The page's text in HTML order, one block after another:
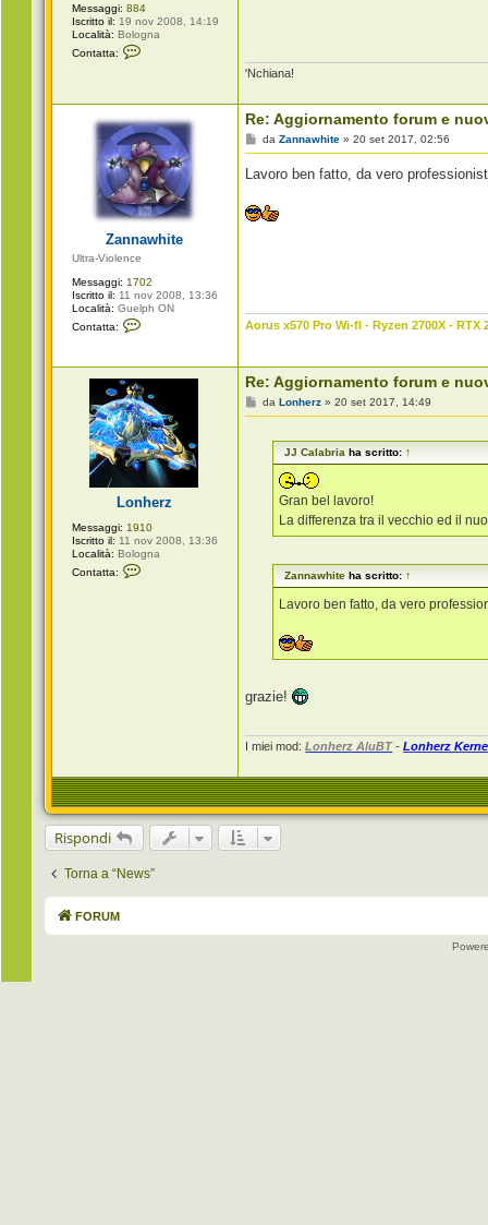
Messaggi: 884
Iscritto il: 19 nov 2008, 14:19
Località: Bologna
Contatta:
t
a
J
J
C
a
l
a
r
'Nchiana!
Zannawhite
Ultra-Violence
Messaggi: 1702
Iscritto il: 11 nov 2008, 13:36
Località: Guelph ON
Contatta:
t
t
a
Z
a
n
n
a
w
h
t
e
Re: Aggiornamento forum e
M
e
s
g
daZannawhite »20 set 2017, 02:56
Lavoro ben fatto, da vero
Aorus x570 Pro Wi-fI - Ryzen 2700X - RTX
Lonherz
Messaggi: 1910
Iscritto il: 11 nov 2008, 13:36
Località: Bologna
Contatta:
Re: Aggiornamento forum e
M
e
daLonherz »20 set 2017, 14:49
JJ Calabria ha scritto: ↑
Gran bel lavoro!
La differenza tra il vecchio ed il
Zannawhite ha scritto: ↑
Lavoro ben fatto, da vero
grazie!
I miei mod:Lonherz AluBT-Lonherz
Rispondi
Torna a “News”
FORUM